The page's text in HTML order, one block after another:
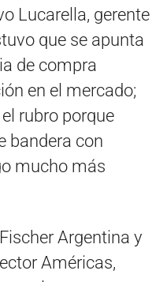
Lucarella, gerente
que se apunta
de compra
en el mercado;
rubro porque
bandera con
mucho más
Argentina y
Américas,